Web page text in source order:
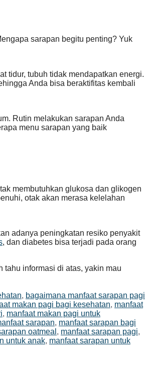
sarapan begitu penting? Yuk
tidur, tubuh tidak mendapatkan energi.
Anda bisa beraktifitas kembali
Rutin melakukan sarapan Anda
menu sarapan yang baik
membutuhkan glukosa dan glikogen
otak akan merasa kelelahan
adanya peningkatan resiko penyakit
, dan diabetes bisa terjadi pada orang
tahu informasi di atas, yakin mau
, bagaimana manfaat sarapan pagi
makan pagi bagi kesehatan, manfaat
, manfaat makan pagi untuk
sarapan, manfaat sarapan bagi
oatmeal , manfaat sarapan pagi,
untuk anak, manfaat sarapan untuk